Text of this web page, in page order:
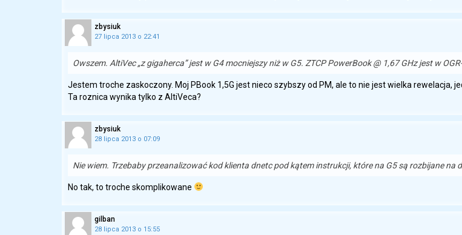
zbysiuk
27 lipca 2013 o 22:41
Owszem. AltiVec „z gigaherca” jest w G4 mocniejszy niż w G5. ZTCP PowerBook @ 1,67 GHz jest w
Jestem troche zaskoczony. Moj PBook 1,5G jest nieco szybszy od PM, ale to nie jest wielka rewelacja,
Ta roznica wynika tylko z AltiVeca?
zbysiuk
28 lipca 2013 o 07:09
Nie wiem. Trzebaby przeanalizować kod klienta dnetc pod kątem instrukcji, które na G5 są rozbijane na
No tak, to troche skomplikowane
gilban
28 lipca 2013 o 15:55